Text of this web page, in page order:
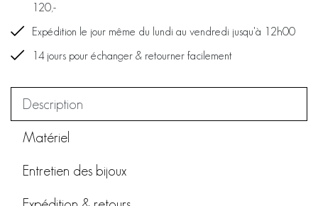
120,-
Expédition le jour même du lundi au vendredi jusqu'à 12h00
14 jours pour échanger & retourner facilement
Description
Matériel
Entretien des bijoux